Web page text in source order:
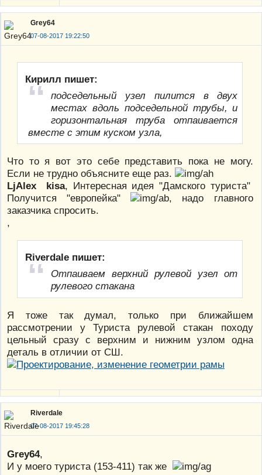
Grey64
07-08-2017 19:22:50
Кирилл пишет:
подседельный узел пилится в двух
местах вдоль подседельной трубы, и
горизонтальная труба отпаивается
вместе с этим куском узла,
Что то я вот это себе представить пока не могу.
Если не трудно объясните еще раз.
LjAlex
kisa, Интересная идея "Дамского туриста"
Получится "европейка"
, надо главного
заказчика спросить.
,
Riverdale пишет:
Отпаиваем верхний рулевой узел от
рулевого стакана
Я тоже так думал, только при ближайшем
рассмотрении у Туриста рулевой стакан походу
цельный сразу с верхним и нижним узлом одна
деталь в отличии от СШ.
Riverdale
07-08-2017 19:45:28
Grey64,
И у моего туриста (153-411) так же